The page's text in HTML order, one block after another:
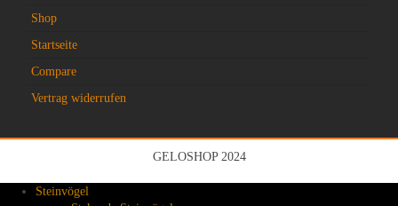
Shop
Startseite
Compare
Vertrag widerrufen
GELOSHOP 2024
Steinvögel